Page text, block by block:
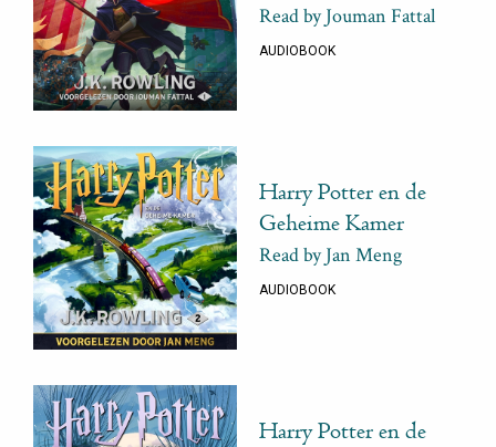
Read by Jouman Fattal
AUDIOBOOK
Harry Potter en de
Geheime Kamer
Read by Jan Meng
AUDIOBOOK
Harry Potter en de